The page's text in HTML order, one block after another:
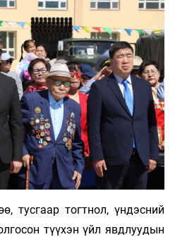
тусгаар тогтнол, үндэсний
түүхэн үйл явдлуудын